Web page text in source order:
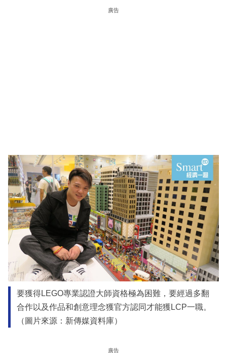
廣告
要獲得LEGO專業認證大師資格極為困難，要經過多翻
合作以及作品和創意理念獲官方認同才能獲LCP一職。
（圖片來源：新傳媒資料庫）
廣告